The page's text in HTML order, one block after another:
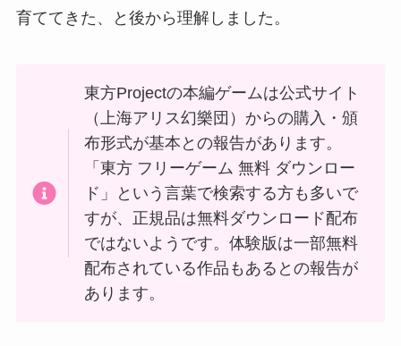
育ててきた、と後から理解しました。
東方Projectの本編ゲームは公式サイト
（上海アリス幻樂団）からの購入・頒
布形式が基本との報告があります。
「東方 フリーゲーム 無料 ダウンロー
ド」という言葉で検索する方も多いで
すが、正規品は無料ダウンロード配布
ではないようです。体験版は一部無料
配布されている作品もあるとの報告が
あります。